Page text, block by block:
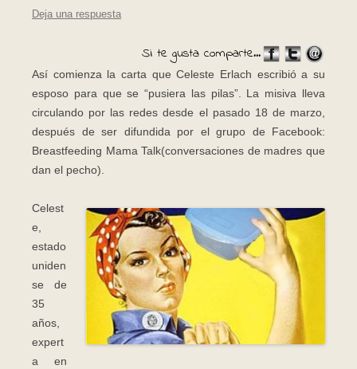
Deja una respuesta
Si te gusta comparte...
Así comienza la carta que Celeste Erlach escribió a su
esposo para que se “pusiera las pilas”. La misiva lleva
circulando por las redes desde el pasado 18 de marzo,
después de ser difundida por el grupo de Facebook:
Breastfeeding Mama Talk(conversaciones de madres que
dan el pecho).
Celest
e,
estado
uniden
se de
35
años,
expert
a en